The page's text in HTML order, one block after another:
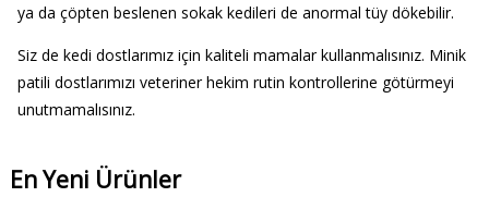
ya da çöpten beslenen sokak kedileri de anormal tüy dökebilir.
Siz de kedi dostlarımız için kaliteli mamalar kullanmalısınız. Minik
patili dostlarımızı veteriner hekim rutin kontrollerine götürmeyi
unutmamalısınız.
En Yeni Ürünler